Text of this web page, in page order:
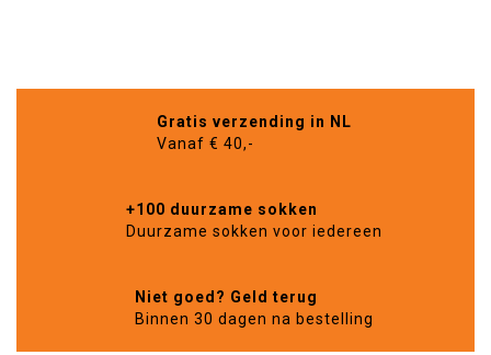
Gratis verzending in NL
Vanaf € 40,-
+100 duurzame sokken
Duurzame sokken voor iedereen
Niet goed? Geld terug
Binnen 30 dagen na bestelling